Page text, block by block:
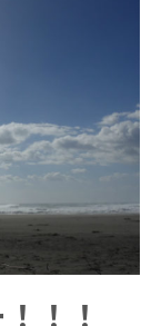
！！